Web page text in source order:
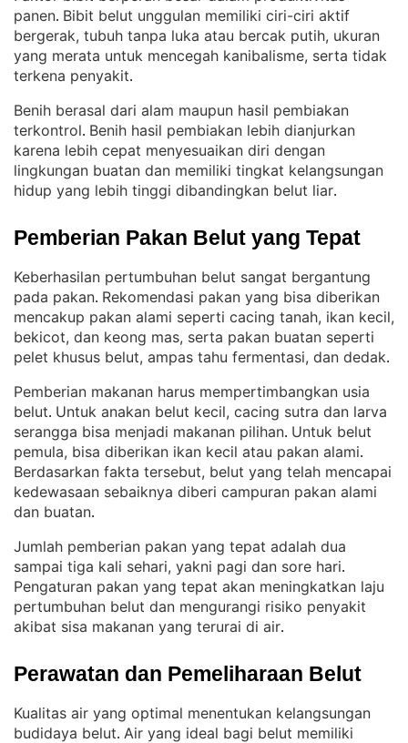
panen. Bibit belut unggulan memiliki ciri-ciri aktif
bergerak, tubuh tanpa luka atau bercak putih, ukuran
yang merata untuk mencegah kanibalisme, serta tidak
terkena penyakit.
Benih berasal dari alam maupun hasil pembiakan
terkontrol. Benih hasil pembiakan lebih dianjurkan
karena lebih cepat menyesuaikan diri dengan
lingkungan buatan dan memiliki tingkat kelangsungan
hidup yang lebih tinggi dibandingkan belut liar.
Pemberian Pakan Belut yang Tepat
Keberhasilan pertumbuhan belut sangat bergantung
pada pakan. Rekomendasi pakan yang bisa diberikan
mencakup pakan alami seperti cacing tanah, ikan kecil,
bekicot, dan keong mas, serta pakan buatan seperti
pelet khusus belut, ampas tahu fermentasi, dan dedak.
Pemberian makanan harus mempertimbangkan usia
belut. Untuk anakan belut kecil, cacing sutra dan larva
serangga bisa menjadi makanan pilihan. Untuk belut
pemula, bisa diberikan ikan kecil atau pakan alami
Berdasarkan fakta tersebut, belut yang telah mencapai
kedewasaan sebaiknya diberi campuran pakan alami
dan buatan.
Jumlah pemberian pakan yang tepat adalah dua
sampai tiga kali sehari, yakni pagi dan sore hari
Pengaturan pakan yang tepat akan meningkatkan laju
pertumbuhan belut dan mengurangi risiko penyakit
akibat sisa makanan yang terurai di air.
Perawatan dan Pemeliharaan Belut
Kualitas air yang optimal menentukan kelangsungan
budidaya belut. Air yang ideal bagi belut memiliki